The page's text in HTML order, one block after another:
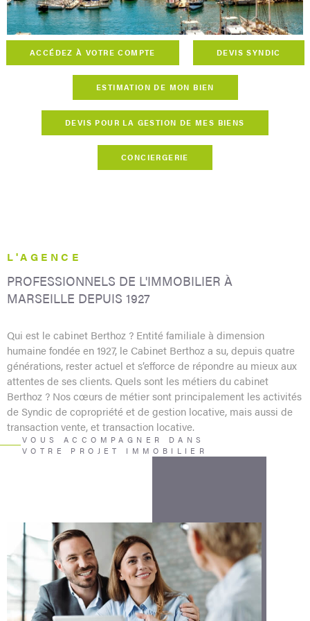
CONTACT
ACCÉDEZ À VOTRE COMPTE DEVIS SYNDIC
ESTIMATION DE MON BIEN
DEVIS POUR LA GESTION DE MES BIENS
CONCIERGERIE
L'AGENCE
PROFESSIONNELS DE L'IMMOBILIER À
MARSEILLE DEPUIS 1927
Qui est le cabinet Berthoz ? Entité familiale à dimension
humaine fondée en 1927, le Cabinet Berthoz a su, depuis quatre
générations, rester actuel et s’efforce de répondre au mieux aux
attentes de ses clients. Quels sont les métiers du cabinet
Berthoz ? Nos cœurs de métier sont principalement les activités
de Syndic de copropriété et de gestion locative, mais aussi de
transaction vente, et transaction locative.
VOUS ACCOMPAGNER DANS
VOTRE PROJET IMMOBILIER